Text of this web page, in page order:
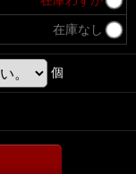
在庫なし
個